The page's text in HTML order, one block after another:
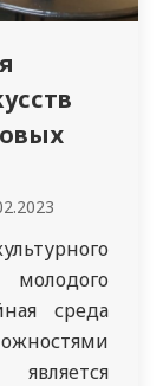
среда
является